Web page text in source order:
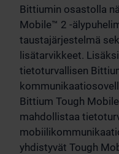
Bittiumin osastolla
Mobile™ 2 -
taustajärjestelmä
lisätarvikkeet.
tietoturvallisen
Bittium Tough
mahdollistaa
yhdistyvät Tough